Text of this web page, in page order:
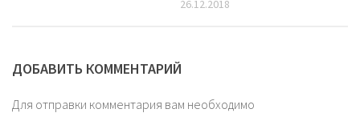
26.12.2018
ДОБАВИТЬ КОММЕНТАРИЙ
Для отправки комментария вам необходимо